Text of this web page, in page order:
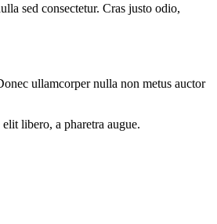
sed consectetur. Cras justo odio,
ullamcorper nulla non metus auctor
libero, a pharetra augue.